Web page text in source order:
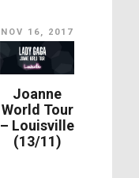
NOV 16, 2017
Joanne
World Tour
– Louisville
(13/11)